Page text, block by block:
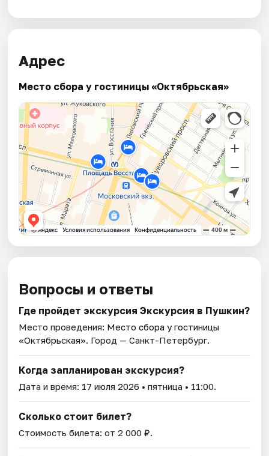
Адрес
Место сбора у гостиницы «Октябрьская»
Вопросы и ответы
Где пройдет экскурсия Экскурсия в Пушкин?
Место проведения: Место сбора у гостиницы
«Октябрьская». Город — Санкт-Петербург.
Когда запланирован экскурсия?
Дата и время: 17 июля 2026 • пятница • 11:00.
Сколько стоит билет?
Стоимость билета: от 2 000 ₽.